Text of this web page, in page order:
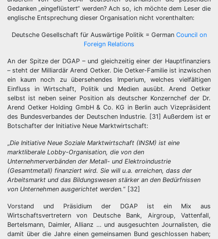
Gedanken „eingeflüstert“ werden? Ach so, ich möchte dem Leser die
englische Entsprechung dieser Organisation nicht vorenthalten:
Deutsche Gesellschaft für Auswärtige Politik = German Council on
Foreign Relations
An der Spitze der DGAP – und gleichzeitig einer der Hauptfinanziers
– steht der Milliardär Arend Oetker. Die Oetker-Familie ist inzwischen
ein kaum noch zu übersehendes Imperium, welches vielfältigen
Einfluss in Wirtschaft, Politik und Medien ausübt. Arend Oetker
selbst ist neben seiner Position als deutscher Konzernchef der Dr.
Arend Oetker Holding GmbH & Co. KG in Berlin auch Vizepräsident
des Bundesverbandes der Deutschen Industrie. [31] Außerdem ist er
Botschafter der Initiative Neue Marktwirtschaft:
„Die Initiative Neue Soziale Marktwirtschaft (INSM) ist eine
marktliberale Lobby-Organisation, die von den
Unternehmerverbänden der Metall- und Elektroindustrie
(Gesamtmetall) finanziert wird. Sie will u.a. erreichen, dass der
Arbeitsmarkt und das Bildungswesen stärker an den Bedürfnissen
von Unternehmen ausgerichtet werden.“ [32]
Vorstand und Präsidium der DGAP ist ein Mix aus
Wirtschaftsvertretern von Deutsche Bank, Airgroup, Vattenfall,
Bertelsmann, Daimler, Allianz … und ausgesuchten Journalisten, die
damit über die Jahre einen gemeinsamen Bund geschlossen haben;